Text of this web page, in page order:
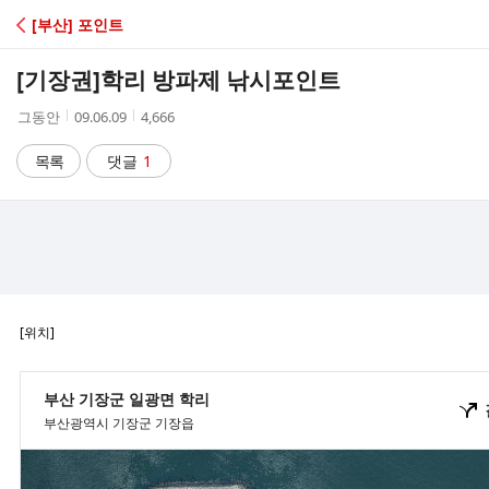
C
A
[부산] 포인트
[기장권]학리 방파제 낚시포인트
작
자
그동안
작
시
간
09.06.09
조
수
4,666
목록 댓글 1
[위치]
부산 기장군 일광면 학리
부산광역시 기장군 기장읍